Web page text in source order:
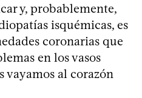
y, probablemente,
isquémicas, es
coronarias que
en los vasos
vayamos al corazón